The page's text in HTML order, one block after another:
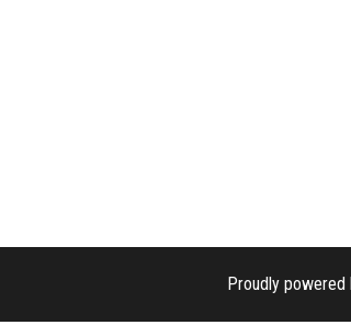
Proudly powered